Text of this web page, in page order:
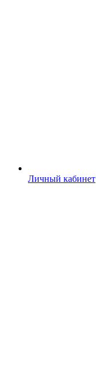
Личный кабинет